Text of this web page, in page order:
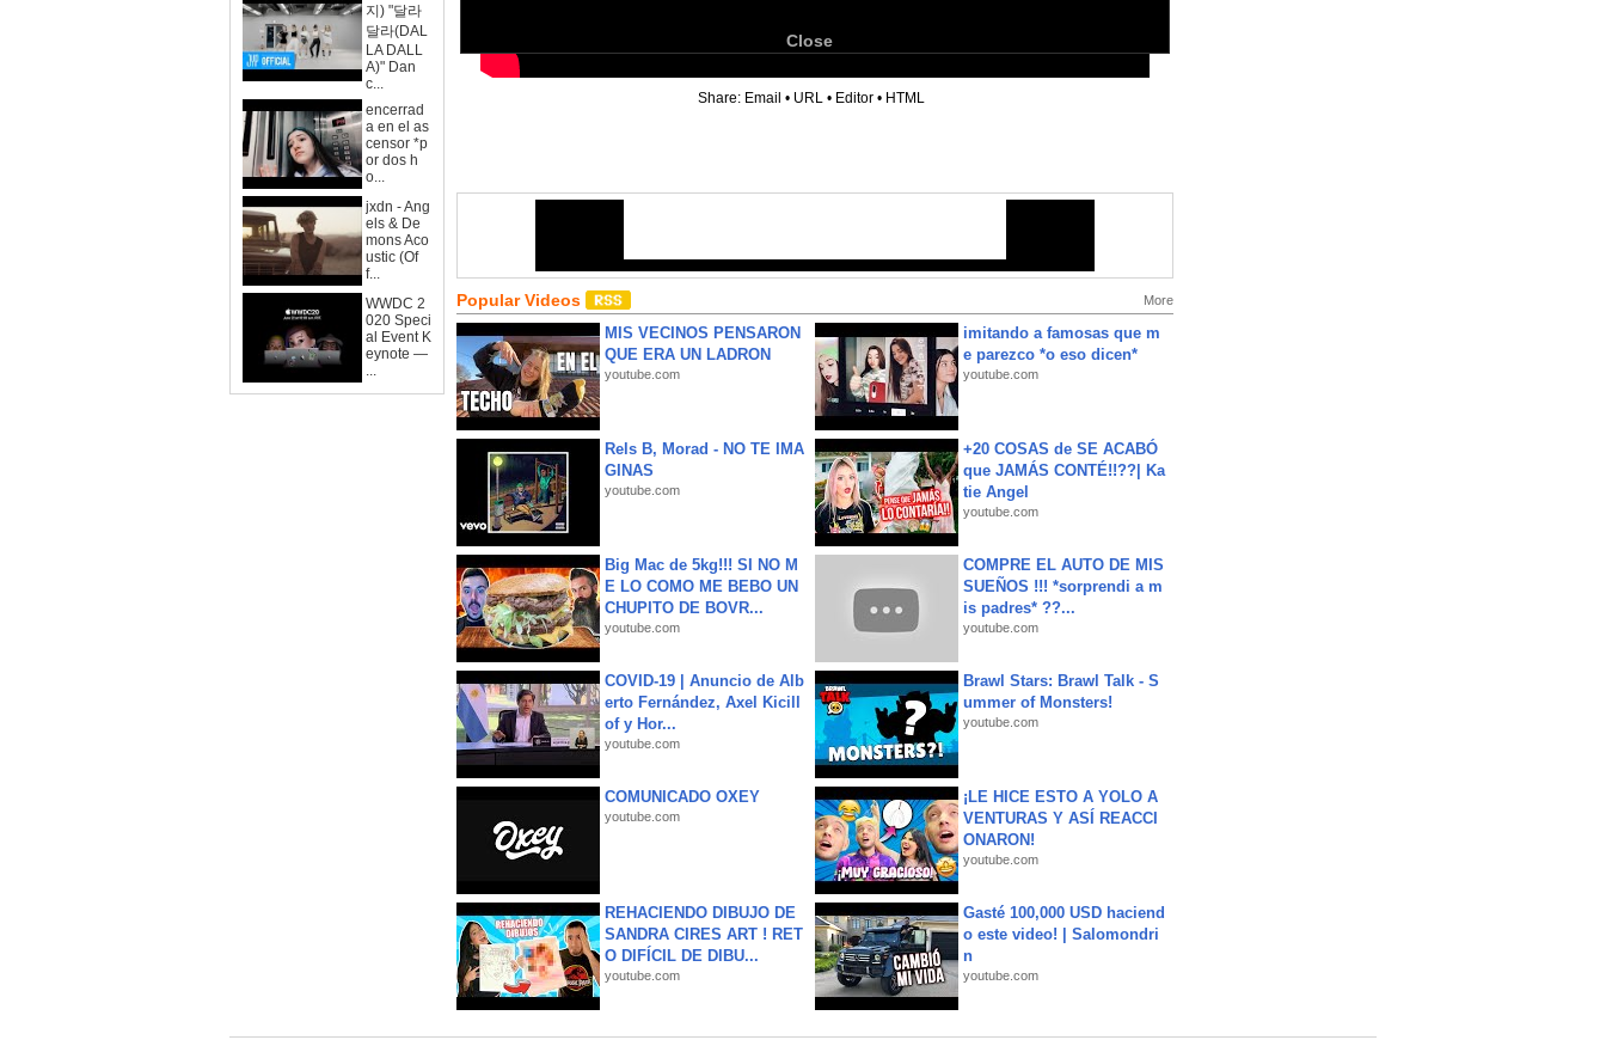
지) "달라
달라(DAL
LA DALL
A)" Dan
c...
encerrad
a en el as
censor *p
or dos h
o...
jxdn - Ang
els & De
mons Aco
ustic (Of
f...
WWDC 2
020 Speci
al Event K
eynote —
...
Close
Share: Email • URL • Editor • HTML
Popular Videos More
MIS VECINOS PENSARON
QUE ERA UN LADRON
youtube.com
imitando a famosas que m
e parezco *o eso dicen*
youtube.com
Rels B, Morad - NO TE IMA
GINAS
youtube.com
+20 COSAS de SE ACABÓ
que JAMÁS CONTÉ!!??| Ka
tie Angel
youtube.com
Big Mac de 5kg!!! SI NO M
E LO COMO ME BEBO UN
CHUPITO DE BOVR...
youtube.com
COMPRE EL AUTO DE MIS
SUEÑOS !!! *sorprendi a m
is padres* ??...
youtube.com
COVID-19 | Anuncio de Alb
erto Fernández, Axel Kicill
of y Hor...
youtube.com
Brawl Stars: Brawl Talk - S
ummer of Monsters!
youtube.com
COMUNICADO OXEY
youtube.com
¡LE HICE ESTO A YOLO A
VENTURAS Y ASÍ REACCI
ONARON!
youtube.com
REHACIENDO DIBUJO DE
SANDRA CIRES ART ! RET
O DIFÍCIL DE DIBU...
youtube.com
Gasté 100,000 USD haciend
o este video! | Salomondri
n
youtube.com